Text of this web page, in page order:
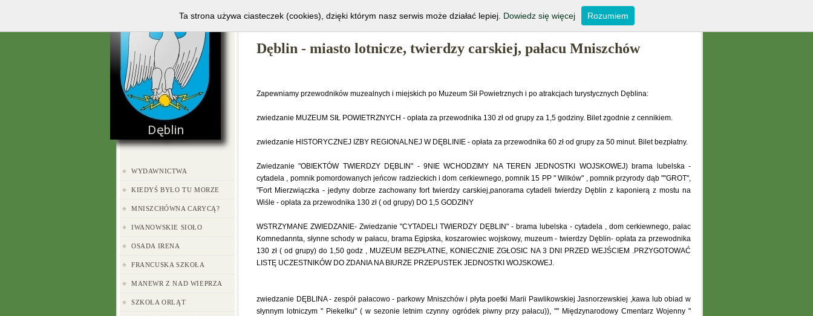
WYDAWNICTWA
KIEDYŚ BYŁO TU MORZE
MNISZCHÓWNA CARYCĄ?
IWANOWSKIE SIOŁO
OSADA IRENA
FRANCUSKA SZKOŁA
MANEWR Z NAD WIEPRZA
SZKOŁA ORLĄT
HOME GALERIA GASTRONOMIA NOCLEGI KONTAKT
Dęblin - miasto lotnicze, twierdzy carskiej, pałacu Mniszchów
Zapewniamy przewodników muzealnych i miejskich po Muzeum Sił Powietrznych i po atrakcjach turystycznych Dęblina:
zwiedzanie MUZEUM SIŁ POWIETRZNYCH - opłata za przewodnika 130 zł od grupy za 1,5 godziny. Bilet zgodnie z cennikiem.
zwiedzanie HISTORYCZNEJ IZBY REGIONALNEJ W DĘBLINIE - opłata za przewodnika 60 zł od grupy za 50 minut. Bilet bezpłatny.
Zwiedzanie "OBIEKTÓW TWIERDZY DĘBLIN" - 9NIE WCHODZIMY NA TEREN JEDNOSTKI WOJSKOWEJ) brama lubelska -
cytadela , pomnik pomordowanych jeńcow radzieckich i dom cerkiewnego, pomnik 15 PP " Wilków" , pomnik przyrody dąb ""GROT",
"Fort Mierzwiączka - jedyny dobrze zachowany fort twierdzy carskiej,panorama cytadeli twierdzy Dęblin z kaponierą z mostu na
Wiśle - opłata za przewodnika 130 zł ( od grupy) DO 1,5 GODZINY
WSTRZYMANE ZWIEDZANIE- Zwiedzanie "CYTADELI TWIERDZY DĘBLIN" - brama lubelska - cytadela , dom cerkiewnego, pałac
Komnedannta, słynne schody w pałacu, brama Egipska, koszarowiec wojskowy, muzeum - twierdzy Dęblin- opłata za przewodnika
130 zł ( od grupy) do 1,50 godz , MUZEUM BEZPŁATNE, KONIECZNIE ZGŁOSIC NA 3 DNI PRZED WEJŚCIEM .PRZYGOTOWAĆ
LISTĘ UCZESTNIKÓW DO ZDANIA NA BIURZE PRZEPUSTEK JEDNOSTKI WOJSKOWEJ.
zwiedzanie DĘBLINA - zespół pałacowo - parkowy Mniszchów i płyta poetki Marii Pawlikowskiej Jasnorzewskiej ,kawa lub obiad w
słynnym lotniczym " Piekelku" ( w sezonie letnim czynny ogródek piwny przy pałacu)), "" Międzynarodowy Cmentarz Wojenny "
Ta strona używa ciasteczek (cookies), dzięki którym nasz serwis może działać lepiej. Dowiedz się więcej Rozumiem